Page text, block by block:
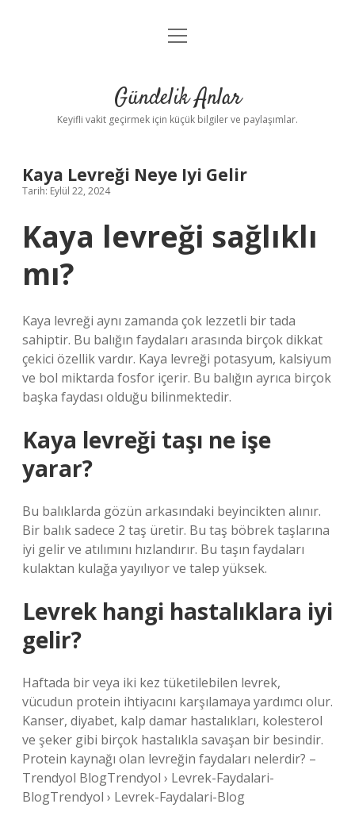
Anasayfa
Yasal Uyarı
menüyü
Gündelik Anlar
Keyifli vakit geçirmek için küçük bilgiler ve paylaşımlar.
Kaya Levreği Neye Iyi Gelir
Tarih: Eylül 22, 2024
Kaya levreği sağlıklı
mı?
Kaya levreği aynı zamanda çok lezzetli bir tada
sahiptir. Bu balığın faydaları arasında birçok dikkat
çekici özellik vardır. Kaya levreği potasyum, kalsiyum
ve bol miktarda fosfor içerir. Bu balığın ayrıca birçok
başka faydası olduğu bilinmektedir.
Kaya levreği taşı ne işe
yarar?
Bu balıklarda gözün arkasındaki beyincikten alınır.
Bir balık sadece 2 taş üretir. Bu taş böbrek taşlarına
iyi gelir ve atılımını hızlandırır. Bu taşın faydaları
kulaktan kulağa yayılıyor ve talep yüksek.
Levrek hangi hastalıklara iyi
gelir?
Haftada bir veya iki kez tüketilebilen levrek,
vücudun protein ihtiyacını karşılamaya yardımcı olur.
Kanser, diyabet, kalp damar hastalıkları, kolesterol
ve şeker gibi birçok hastalıkla savaşan bir besindir.
Protein kaynağı olan levreğin faydaları nelerdir? –
Trendyol BlogTrendyol › Levrek-Faydalari-
BlogTrendyol › Levrek-Faydalari-Blog